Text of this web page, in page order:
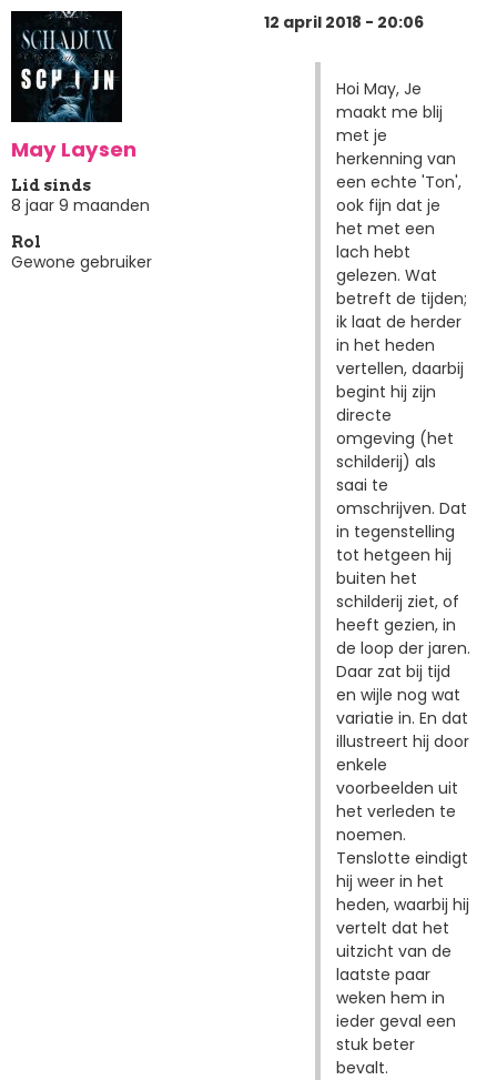
May Laysen
Lid sinds
8 jaar 9 maanden
Rol
Gewone gebruiker
12 april 2018 - 20:06
Hoi May, Je
maakt me blij
met je
herkenning van
een echte 'Ton',
ook fijn dat je
het met een
lach hebt
gelezen. Wat
betreft de tijden;
ik laat de herder
in het heden
vertellen, daarbij
begint hij zijn
directe
omgeving (het
schilderij) als
saai te
omschrijven. Dat
in tegenstelling
tot hetgeen hij
buiten het
schilderij ziet, of
heeft gezien, in
de loop der jaren.
Daar zat bij tijd
en wijle nog wat
variatie in. En dat
illustreert hij door
enkele
voorbeelden uit
het verleden te
noemen.
Tenslotte eindigt
hij weer in het
heden, waarbij hij
vertelt dat het
uitzicht van de
laatste paar
weken hem in
ieder geval een
stuk beter
bevalt.